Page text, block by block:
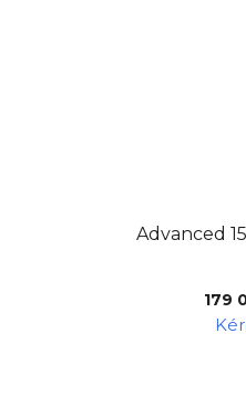
Advanced
179